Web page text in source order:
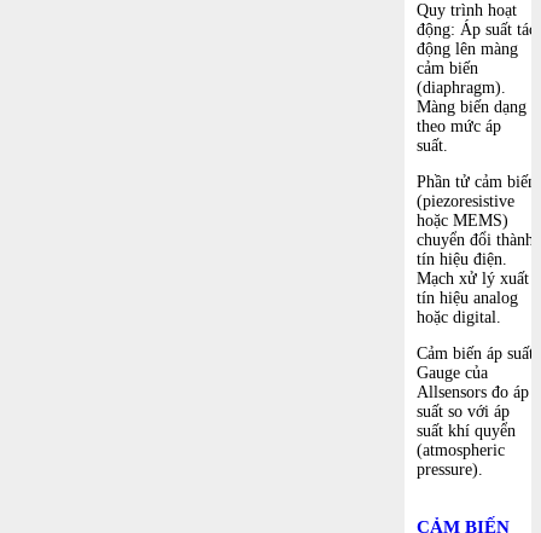
Quy trình hoạt
động: Áp suất tác
động lên màng
cảm biến
(diaphragm).
Màng biến dạng
theo mức áp
suất.
Phần tử cảm biến
(piezoresistive
hoặc MEMS)
chuyển đổi thành
tín hiệu điện.
Mạch xử lý xuất
tín hiệu analog
hoặc digital.
Cảm biến áp suất
Gauge của
Allsensors đo áp
suất so với áp
suất khí quyển
(atmospheric
pressure).
CẢM BIẾN